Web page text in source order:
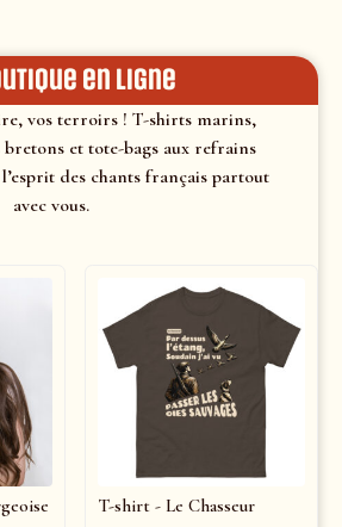
en ligne
vos terroirs ! T-shirts marins,
bretons et tote-bags aux refrains
des chants français partout
avec vous.
T-shirt - Le Chasseur